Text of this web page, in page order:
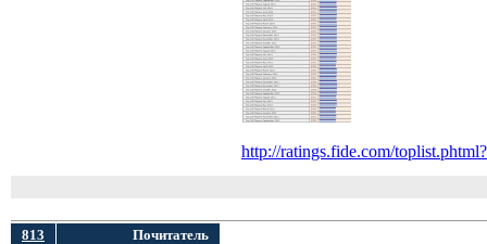
http://ratings.fide.com/
813 Почитатель